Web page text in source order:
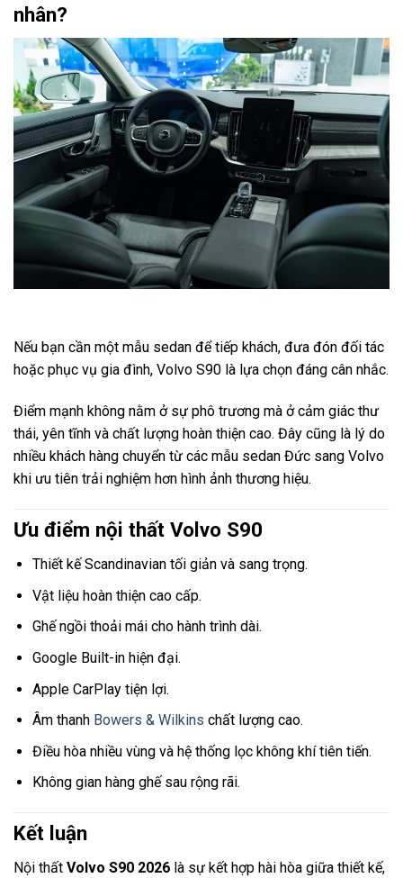
nhân?
Nếu bạn cần một mẫu sedan để tiếp khách, đưa đón đối tác
hoặc phục vụ gia đình, Volvo S90 là lựa chọn đáng cân nhắc.
Điểm mạnh không nằm ở sự phô trương mà ở cảm giác thư
thái, yên tĩnh và chất lượng hoàn thiện cao. Đây cũng là lý do
nhiều khách hàng chuyển từ các mẫu sedan Đức sang Volvo
khi ưu tiên trải nghiệm hơn hình ảnh thương hiệu.
Ưu điểm nội thất Volvo S90
Thiết kế Scandinavian tối giản và sang trọng.
Vật liệu hoàn thiện cao cấp.
Ghế ngồi thoải mái cho hành trình dài.
Google Built-in hiện đại.
Apple CarPlay tiện lợi.
Âm thanh Bowers & Wilkins chất lượng cao.
Điều hòa nhiều vùng và hệ thống lọc không khí tiên tiến.
Không gian hàng ghế sau rộng rãi.
Kết luận
Nội thất Volvo S90 2026 là sự kết hợp hài hòa giữa thiết kế,